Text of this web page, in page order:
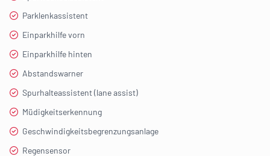
Parklenkassistent
Einparkhilfe vorn
Einparkhilfe hinten
Abstandswarner
Spurhalteassistent (lane assist)
Müdigkeitserkennung
Geschwindigkeitsbegrenzungsanlage
Regensensor